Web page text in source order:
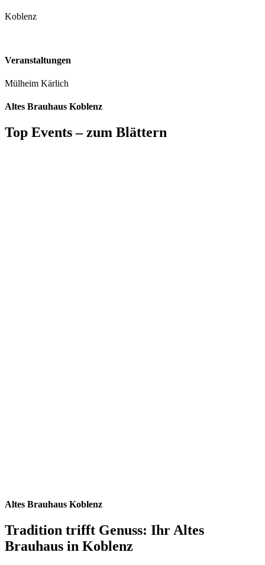
Koblenz
Veranstaltungen
Mülheim Kärlich
Altes Brauhaus Koblenz
Top Events – zum Blättern
Altes Brauhaus Koblenz
Tradition trifft Genuss: Ihr Altes
Brauhaus in Koblenz